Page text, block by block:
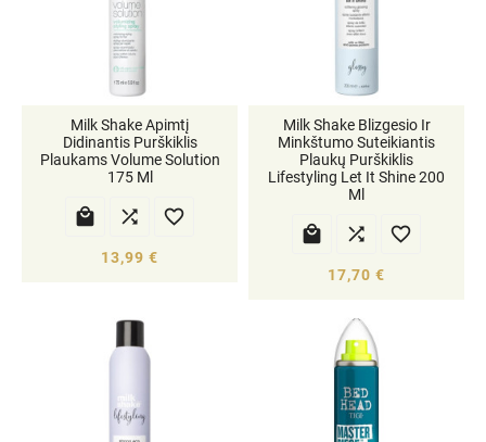
Milk Shake Apimtį
Didinantis Purškiklis
Plaukams Volume Solution
175 Ml
  
13,99 €
Milk Shake Blizgesio Ir
Minkštumo Suteikiantis
Plaukų Purškiklis
Lifestyling Let It Shine 200
Ml
  
17,70 €